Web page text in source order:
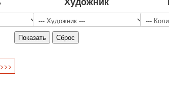
Джокеры
Транспорт
Охота и рыбалка